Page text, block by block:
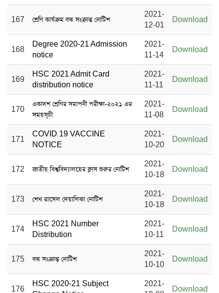
167 শ্রেণি কার্যক্রম বন্ধ সংক্রান্ত নোটিশ
2021-
12-01
Download
168
Degree 2020-21 Admission
notice
2021-
11-14
Download
169
HSC 2021 Admit Card
distribution notice
2021-
11-11
Download
170
একাদশ শ্রেণির সমাপনী পরীক্ষা-২০২১ এর
সময়সূচী
2021-
11-08
Download
171
COVID 19 VACCINE
NOTICE
2021-
10-20
Download
172 জাতীয় বিশ্ববিদ্যালয়ের ক্লাস শুরুর নোটিশ
2021-
10-18
Download
173 শেখ রাসেল দেয়ালিকা নোটিশ
2021-
10-18
Download
174
HSC 2021 Number
Distribution
2021-
10-11
Download
175 বন্ধ সংক্রান্ত নোটিশ
2021-
10-10
Download
176
HSC 2020-21 Subject
2021-
Download